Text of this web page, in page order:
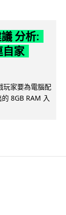
分析:
家
玩家要為電腦配
8GB RAM 入